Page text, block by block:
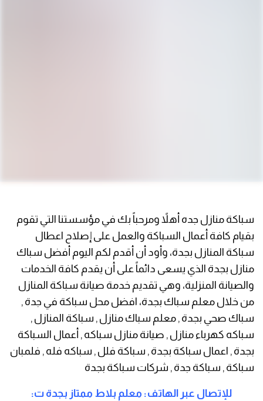
سباكة منازل جده أهلاً ومرحباً بك في مؤسستنا التي تقوم
بقيام كافة أعمال السباكة والعمل على إصلاح اعطال
سباكة المنازل بجدة، وأود أن أقدم لكم اليوم أفضل سباك
منازل بجدة الذي يسعى دائماً على أن يقدم كافة الخدمات
والصيانة المنزلية، وهي تقديم خدمة صيانة سباكة المنازل
من خلال معلم سباك بجدة، افضل محل سباكة في جدة ,
سباك صحي بجدة , معلم سباك منازل , سباكة المنازل ,
سباكه كهرباء منازل , صيانة منازل سباكه , أعمال السباكة
بجدة , اعمال سباكة بجدة , سباكة فلل , سباكه فله , فلمبان
سباكة , سباكة جدة , شركات سباكة بجدة
للإتصال عبر الهاتف: معلم بلاط ممتاز بجدة ت: